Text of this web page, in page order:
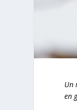
Un
en